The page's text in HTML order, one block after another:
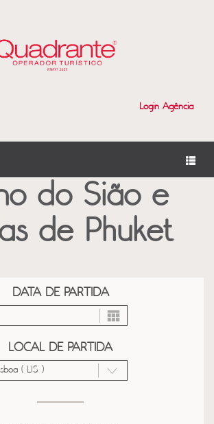
Login Agência
do Sião e
de Phuket
DATA DE PARTIDA
LOCAL DE PARTIDA